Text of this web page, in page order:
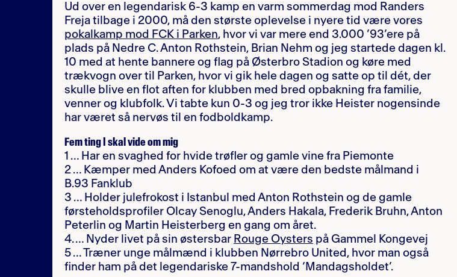
Ud over en legendarisk 6-3 kamp en varm sommerdag mod Randers
Freja tilbage i 2000, må den største oplevelse i nyere tid være vores
pokalkamp mod FCK i Parken, hvor vi var mere end 3.000 ’93’ere på
plads på Nedre C. Anton Rothstein, Brian Nehm og jeg startede dagen kl.
10 med at hente bannere og flag på Østerbro Stadion og køre med
trækvogn over til Parken, hvor vi gik hele dagen og satte op til dét, der
skulle blive en flot aften for klubben med bred opbakning fra familie,
venner og klubfolk. Vi tabte kun 0-3 og jeg tror ikke Heister nogensinde
har været så nervøs til en fodboldkamp.
Fem ting I skal vide om mig
1 … Har en svaghed for hvide trøfler og gamle vine fra Piemonte
2 … Kæmper med Anders Kofoed om at være den bedste målmand i
B.93 Fanklub
3 … Holder julefrokost i Istanbul med Anton Rothstein og de gamle
førsteholdsprofiler Olcay Senoglu, Anders Hakala, Frederik Bruhn, Anton
Peterlin og Martin Heisterberg en gang om året.
4. … Nyder livet på sin østersbar Rouge Oysters på Gammel Kongevej
5 … Træner unge målmænd i klubben Nørrebro United, hvor man også
finder ham på det legendariske 7-mandshold ‘Mandagsholdet’.